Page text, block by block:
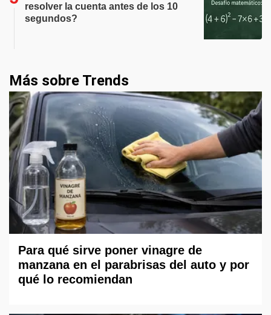
resolver la cuenta antes de los 10
segundos?
Más sobre Trends
Para qué sirve poner vinagre de
manzana en el parabrisas del auto y por
qué lo recomiendan